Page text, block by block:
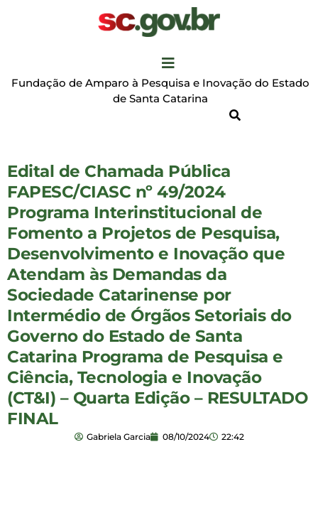
Fundação de Amparo à Pesquisa e Inovação do Estado
de Santa Catarina
Edital de Chamada Pública
FAPESC/CIASC nº 49/2024
Programa Interinstitucional de
Fomento a Projetos de Pesquisa,
Desenvolvimento e Inovação que
Atendam às Demandas da
Sociedade Catarinense por
Intermédio de Órgãos Setoriais do
Governo do Estado de Santa
Catarina Programa de Pesquisa e
Ciência, Tecnologia e Inovação
(CT&I) – Quarta Edição – RESULTADO
FINAL
Gabriela Garcia 08/10/2024 22:42